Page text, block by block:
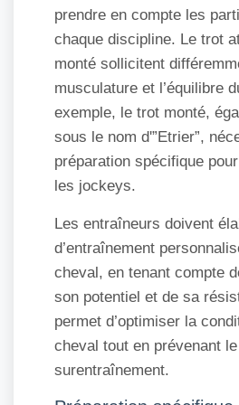
prendre en compte les
chaque discipline. Le trot
monté sollicitent
musculature et l’équilibre
exemple, le trot monté,
sous le nom d'”Etrier”,
préparation spécifique
les jockeys.
Les entraîneurs doivent
d’entraînement
cheval, en tenant compte
son potentiel et de sa
permet d’optimiser la
cheval tout en prévenant le
surentraînement.